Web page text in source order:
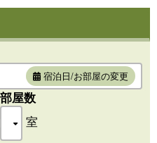
ガー、おむつ用ごみ箱、ベ
計、温湿度計
ます。
宿泊日/お部屋の変更
部屋数
室